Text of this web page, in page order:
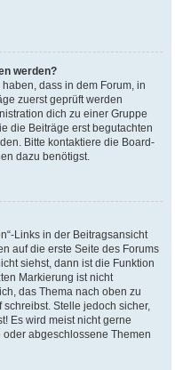
werden?
dass in dem Forum, in
zuerst geprüft werden
dich zu einer Gruppe
die Beiträge erst begutachten
Bitte kontaktiere die Board-
dazu benötigst.
Links in der Beitragsansicht
auf die erste Seite des Forums
siehst, dann ist die Funktion
Markierung ist nicht
das Thema nach oben zu
Stelle jedoch sicher,
Es wird meist nicht gerne
abgeschlossene Themen